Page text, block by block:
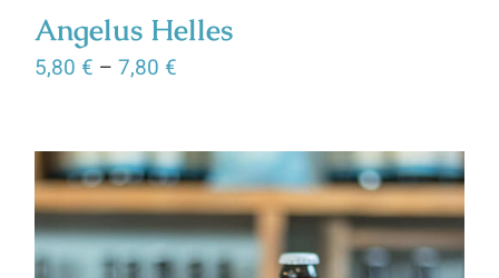
Angelus Helles
5,80 € – 7,80 €